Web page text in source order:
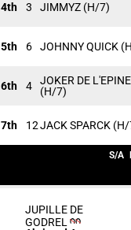
4th 3 JIMMYZ (H/7)
5th 6 JOHNNY QUICK
6th 4
JOKER DE L'EPINE
(H/7)
7th 12JACK SPARCK (H/
S/A
JUPILLE DE
GODREL